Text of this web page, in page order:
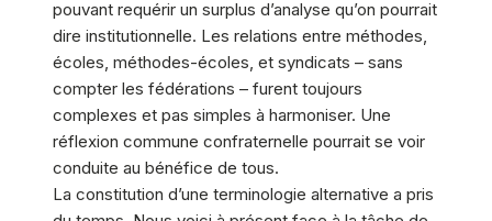
pouvant requérir un surplus d’analyse qu’on pourrait
dire institutionnelle. Les relations entre méthodes,
écoles, méthodes-écoles, et syndicats – sans
compter les fédérations – furent toujours
complexes et pas simples à harmoniser. Une
réflexion commune confraternelle pourrait se voir
conduite au bénéfice de tous.
La constitution d’une terminologie alternative a pris